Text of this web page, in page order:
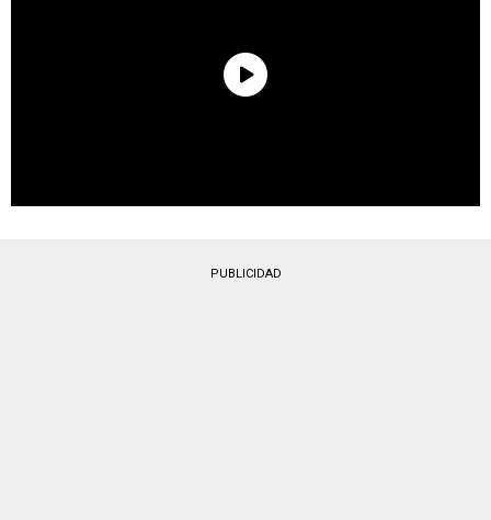
PUBLICIDAD